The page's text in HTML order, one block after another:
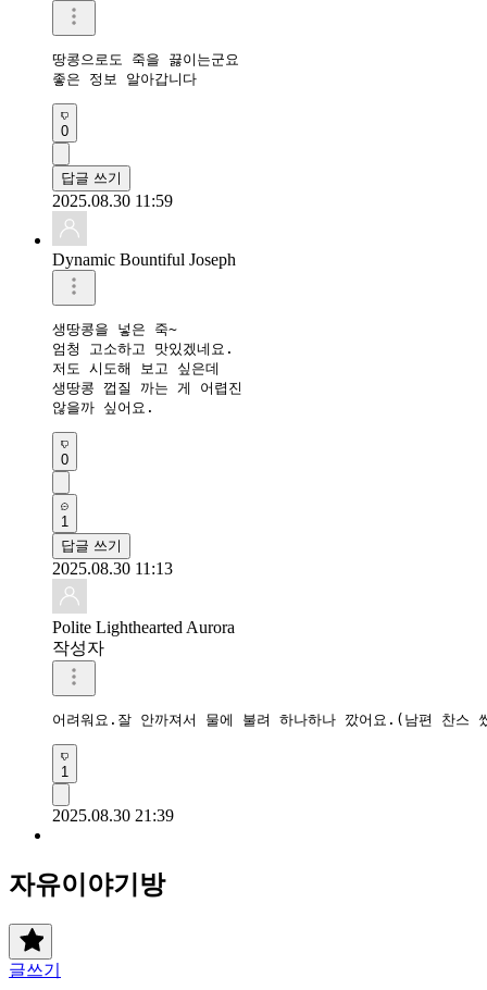
땅콩으로도 죽을 끓이는군요
좋은 정보 알아갑니다
0
답글 쓰기
2025.08.30 11:59
Dynamic Bountiful Joseph
생땅콩을 넣은 죽~
엄청 고소하고 맛있겠네요.
저도 시도해 보고 싶은데
생땅콩 껍질 까는 게 어렵진
않을까 싶어요.
0
1
답글 쓰기
2025.08.30 11:13
Polite Lighthearted Aurora
작성자
어려워요.잘 안까져서 물에 불려 하나하나 깠어요.(남편 찬스
1
2025.08.30 21:39
자유이야기방
글쓰기